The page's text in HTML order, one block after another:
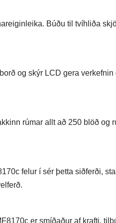
Búðu til tvíhliða
og skýr LCD gera
rúmar allt að 250 blöð og
felur í sér þetta siðferði,
er smíðaður af krafti,